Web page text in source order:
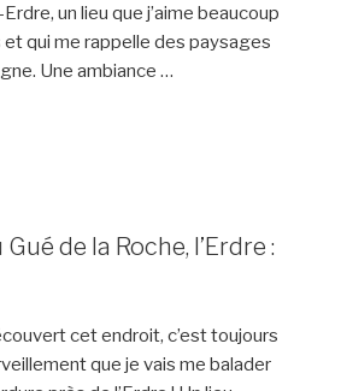
un lieu que j’aime beaucoup
et qui me rappelle des paysages
Une ambiance …
dans
de la Roche, l’Erdre :
cet endroit, c’est toujours
que je vais me balader